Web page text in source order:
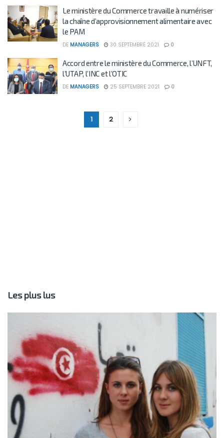
Le ministère du Commerce travaille à numériser
la chaîne d’approvisionnement alimentaire avec
le PAM
DE MANAGERS 30 SEPTEMBRE 2021 0
Accord entre le ministère du Commerce, l’UNFT,
l’UTAP, l’INC et l’OTIC
DE MANAGERS 25 SEPTEMBRE 2021 0
1 2
Les plus lus